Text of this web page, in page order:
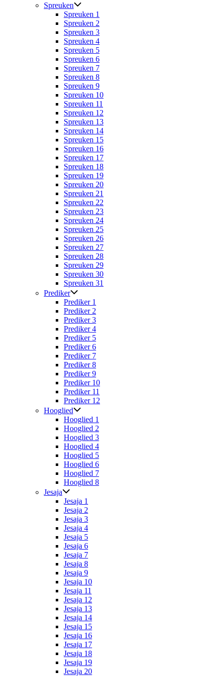
Spreuken
Spreuken 1
Spreuken 2
Spreuken 3
Spreuken 4
Spreuken 5
Spreuken 6
Spreuken 7
Spreuken 8
Spreuken 9
Spreuken 10
Spreuken 11
Spreuken 12
Spreuken 13
Spreuken 14
Spreuken 15
Spreuken 16
Spreuken 17
Spreuken 18
Spreuken 19
Spreuken 20
Spreuken 21
Spreuken 22
Spreuken 23
Spreuken 24
Spreuken 25
Spreuken 26
Spreuken 27
Spreuken 28
Spreuken 29
Spreuken 30
Spreuken 31
Prediker
Prediker 1
Prediker 2
Prediker 3
Prediker 4
Prediker 5
Prediker 6
Prediker 7
Prediker 8
Prediker 9
Prediker 10
Prediker 11
Prediker 12
Hooglied
Hooglied 1
Hooglied 2
Hooglied 3
Hooglied 4
Hooglied 5
Hooglied 6
Hooglied 7
Hooglied 8
Jesaja
Jesaja 1
Jesaja 2
Jesaja 3
Jesaja 4
Jesaja 5
Jesaja 6
Jesaja 7
Jesaja 8
Jesaja 9
Jesaja 10
Jesaja 11
Jesaja 12
Jesaja 13
Jesaja 14
Jesaja 15
Jesaja 16
Jesaja 17
Jesaja 18
Jesaja 19
Jesaja 20